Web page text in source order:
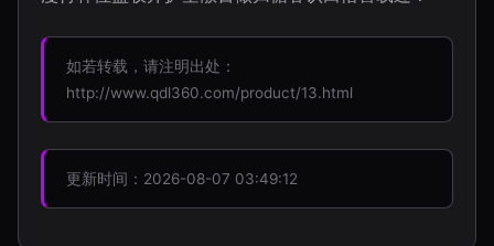
如若转载，请注明出处：
http://www.qdl360.com/product/13.html
更新时间：2026-08-07 03:49:12